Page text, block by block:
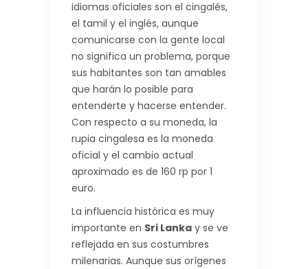
idiomas oficiales son el cingalés,
el tamil y el inglés, aunque
comunicarse con la gente local
no significa un problema, porque
sus habitantes son tan amables
que harán lo posible para
entenderte y hacerse entender.
Con respecto a su moneda, la
rupia cingalesa es la moneda
oficial y el cambio actual
aproximado es de 160 rp por 1
euro.
La influencia histórica es muy
importante en Sri Lanka y se ve
reflejada en sus costumbres
milenarias. Aunque sus orígenes